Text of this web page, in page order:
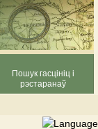
Пошук гасцініц і
рэстаранаў